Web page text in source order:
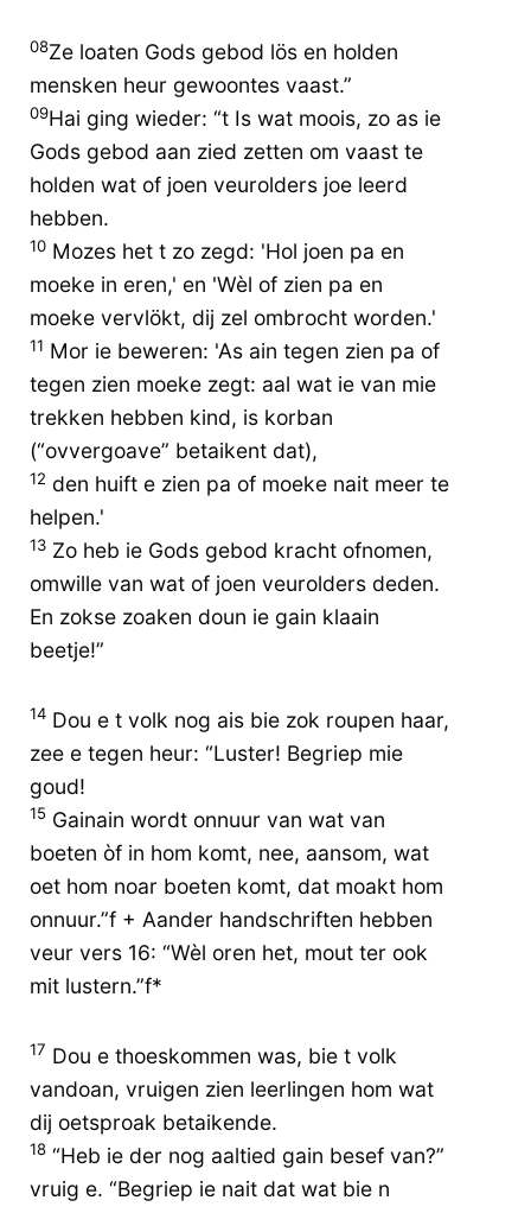
08Ze loaten Gods gebod lös en holden
mensken heur gewoontes vaast.”
09Hai ging wieder: “t Is wat moois, zo as ie
Gods gebod aan zied zetten om vaast te
holden wat of joen veurolders joe leerd
hebben.
10 Mozes het t zo zegd: 'Hol joen pa en
moeke in eren,' en 'Wèl of zien pa en
moeke vervlökt, dij zel ombrocht worden.'
11 Mor ie beweren: 'As ain tegen zien pa of
tegen zien moeke zegt: aal wat ie van mie
trekken hebben kind, is korban
(“ovvergoave” betaikent dat),
12 den huift e zien pa of moeke nait meer te
helpen.'
13 Zo heb ie Gods gebod kracht ofnomen,
omwille van wat of joen veurolders deden.
En zokse zoaken doun ie gain klaain
beetje!”
14 Dou e t volk nog ais bie zok roupen haar,
zee e tegen heur: “Luster! Begriep mie
goud!
15 Gainain wordt onnuur van wat van
boeten òf in hom komt, nee, aansom, wat
oet hom noar boeten komt, dat moakt hom
onnuur.”f + Aander handschriften hebben
veur vers 16: “Wèl oren het, mout ter ook
mit lustern.”f*
17 Dou e thoeskommen was, bie t volk
vandoan, vruigen zien leerlingen hom wat
dij oetsproak betaikende.
18 “Heb ie der nog aaltied gain besef van?”
vruig e. “Begriep ie nait dat wat bie n